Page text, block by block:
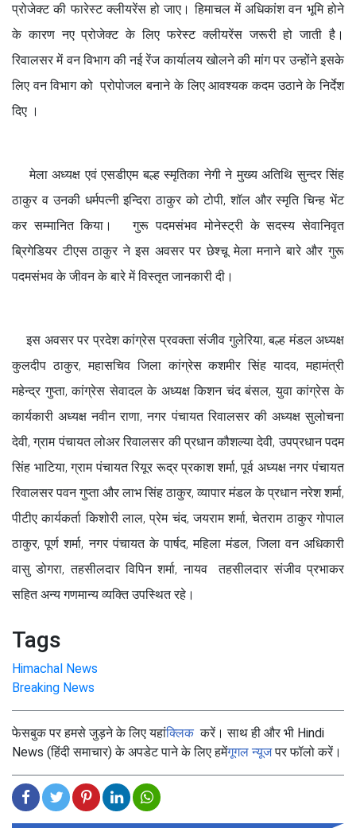
प्रोजेक्ट की फारेस्ट क्लीयरेंस हो जाए। हिमाचल में अधिकांश वन भूमि होने
के कारण नए प्रोजेक्ट के लिए फरेस्ट क्लीयरेंस जरूरी हो जाती है।
रिवालसर में वन विभाग की नई रेंज कार्यालय खोलने की मांग पर उन्होंने इसके
लिए वन विभाग को प्रोपोजल बनाने के लिए आवश्यक कदम उठाने के निर्देश
दिए ।
मेला अध्यक्ष एवं एसडीएम बल्ह स्मृतिका नेगी ने मुख्य अतिथि सुन्दर सिंह
ठाकुर व उनकी धर्मपत्नी इन्दिरा ठाकुर को टोपी, शॉल और स्मृति चिन्ह भेंट
कर सम्मानित किया। गुरू पदमसंभव मोनेस्ट्री के सदस्य सेवानिवृत
ब्रिगेडियर टीएस ठाकुर ने इस अवसर पर छेश्चू मेला मनाने बारे और गुरू
पदमसंभव के जीवन के बारे में विस्तृत जानकारी दी।
इस अवसर पर प्रदेश कांग्रेस प्रवक्ता संजीव गुलेरिया, बल्ह मंडल अध्यक्ष
कुलदीप ठाकुर, महासचिव जिला कांग्रेस कशमीर सिंह यादव, महामंत्री
महेन्द्र गुप्ता, कांग्रेस सेवादल के अध्यक्ष किशन चंद बंसल, युवा कांग्रेस के
कार्यकारी अध्यक्ष नवीन राणा, नगर पंचायत रिवालसर की अध्यक्ष सुलोचना
देवी, ग्राम पंचायत लोअर रिवालसर की प्रधान कौशल्या देवी, उपप्रधान पदम
सिंह भाटिया, ग्राम पंचायत रियूर रूद्र प्रकाश शर्मा, पूर्व अध्यक्ष नगर पंचायत
रिवालसर पवन गुप्ता और लाभ सिंह ठाकुर, व्यापार मंडल के प्रधान नरेश शर्मा,
पीटीए कार्यकर्ता किशोरी लाल, प्रेम चंद, जयराम शर्मा, चेतराम ठाकुर गोपाल
ठाकुर, पूर्ण शर्मा, नगर पंचायत के पार्षद, महिला मंडल, जिला वन अधिकारी
वासु डोगरा, तहसीलदार विपिन शर्मा, नायव तहसीलदार संजीव प्रभाकर
सहित अन्य गणमान्य व्यक्ति उपस्थित रहे।
Tags
Himachal News
Breaking News
फेसबुक पर हमसे जुड़ने के लिए यहांक्लिककरें। साथ ही और भी Hindi
News (हिंदी समाचार) के अपडेट पाने के लिए हमेंगूगल न्यूजपर फॉलो करें।